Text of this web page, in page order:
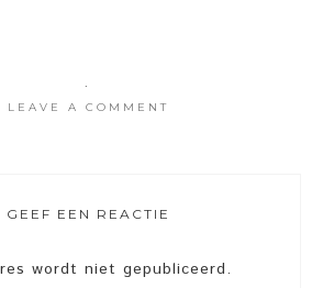
·
LEAVE A COMMENT
GEEF EEN REACTIE
wordt niet gepubliceerd.